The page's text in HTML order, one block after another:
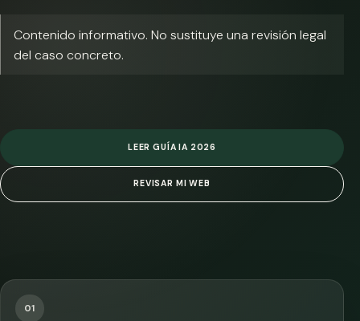
Contenido informativo. No sustituye una revisión legal
del caso concreto.
LEER GUÍA IA 2026
REVISAR MI WEB
01